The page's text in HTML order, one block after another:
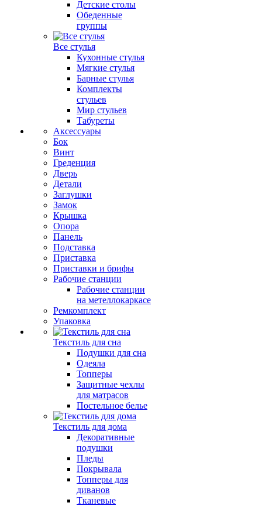
Детские столы
Обеденные
группы
Все стулья
Кухонные стулья
Мягкие стулья
Барные стулья
Комплекты
стульев
Мир стульев
Табуреты
Аксессуары
Бок
Винт
Греденция
Дверь
Детали
Заглушки
Замок
Крышка
Опора
Панель
Подставка
Приставка
Приставки и брифы
Рабочие станции
Рабочие станции
на метеллокаркасе
Ремкомплект
Упаковка
Текстиль для сна
Подушки для сна
Одеяла
Топперы
Защитные чехлы
для матрасов
Постельное белье
Текстиль для дома
Декоративные
подушки
Пледы
Покрывала
Топперы для
диванов
Тканевые